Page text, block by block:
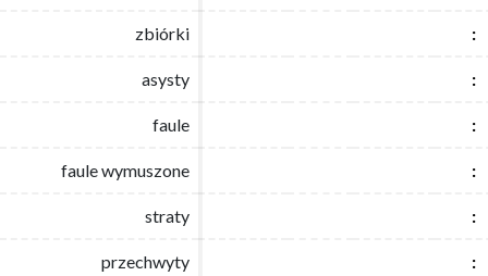
zbiórki :
asysty :
faule :
faule wymuszone :
straty :
przechwyty :
zbiórki :
asysty :
faule :
faule wymuszone :
straty :
przechwyty :